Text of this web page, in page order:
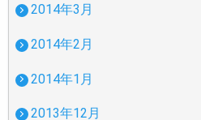
2014年3月
2014年2月
2014年1月
2013年12月